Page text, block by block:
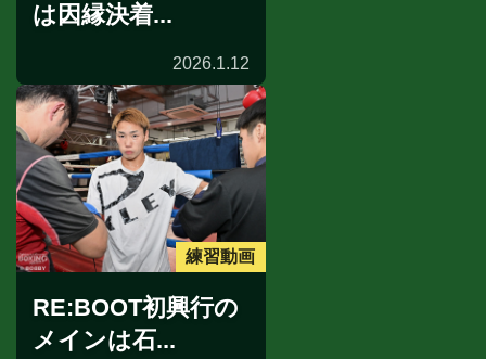
は因縁決着...
2026.1.12
練習動画
RE:BOOT初興行の
メインは石...